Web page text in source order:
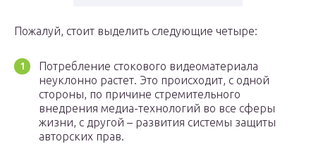
Пожалуй, стоит выделить следующие четыре:
Потребление стокового видеоматериала
неуклонно растет. Это происходит, с одной
стороны, по причине стремительного
внедрения медиа-технологий во все сферы
жизни, с другой – развития системы защиты
авторских прав.